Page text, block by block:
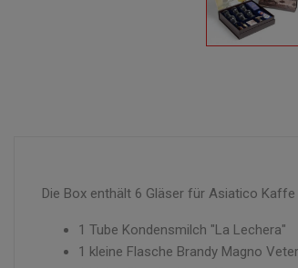
Die Box enthält 6 Gläser für Asiatico
1 Tube Kondensmilch "La Lechera"
1 kleine Flasche Brandy Magno